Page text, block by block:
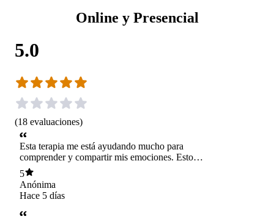
Online y Presencial
5.0
(18 evaluaciones)
Esta terapia me está ayudando mucho para
comprender y compartir mis emociones. Estoy
aprendiendo a comunicarme mejor con las
personas que quiero. GRACIAS CLAUDIA!
5
Anónima
Hace 5 días